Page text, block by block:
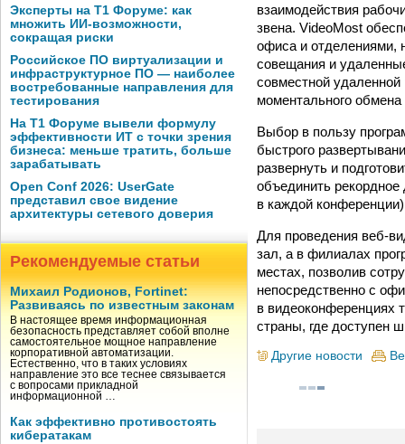
Эксперты на Т1 Форуме: как
множить ИИ-возможности,
сокращая риски
Российское ПО виртуализации и
инфраструктурное ПО — наиболее
востребованные направления для
тестирования
На Т1 Форуме вывели формулу
эффективности ИТ с точки зрения
бизнеса: меньше тратить, больше
зарабатывать
Open Conf 2026: UserGate
представил свое видение
архитектуры сетевого доверия
Рекомендуемые статьи
Михаил Родионов, Fortinet:
Развиваясь по известным законам
В настоящее время информационная
безопасность представляет собой вполне
самостоятельное мощное направление
корпоративной автоматизации.
Естественно, что в таких условиях
направление это все теснее связывается
с вопросами прикладной
информационной …
Как эффективно противостоять
кибератакам
взаимодействия
звена. VideoMost
офиса и отделениями,
совещания и
совместной
моментального
Выбор в пользу
быстрого
развернуть и
объединить
в каждой
Для проведения веб-
зал, а в филиалах
местах, позволив
непосредственно с
в видеоконференциях
страны, где доступен
Другие новости